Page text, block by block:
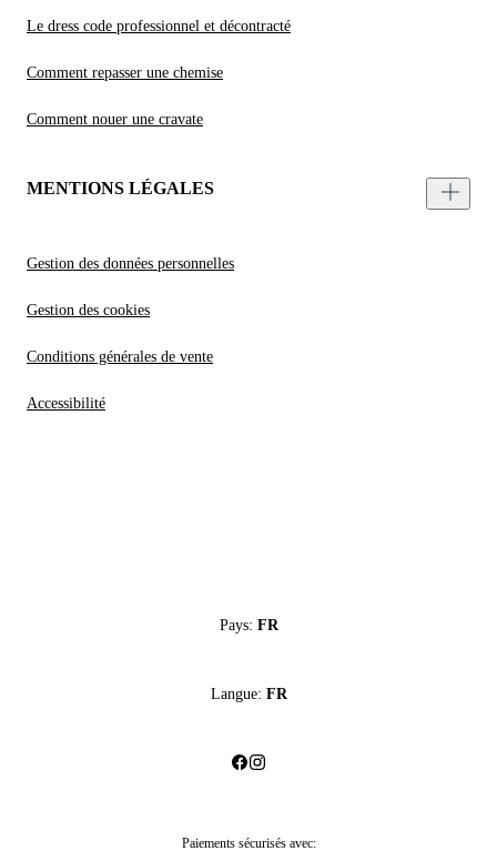
Le dress code professionnel et décontracté
Comment repasser une chemise
Comment nouer une cravate
MENTIONS LÉGALES
Gestion des données personnelles
Gestion des cookies
Conditions générales de vente
Accessibilité
Pays: FR
Langue: FR
Paiements sécurisés avec: